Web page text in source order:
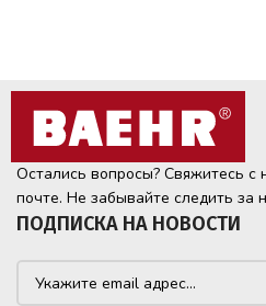
Остались вопросы? Свяжитесь с
почте. Не забывайте следить за
ПОДПИСКА НА НОВОСТИ